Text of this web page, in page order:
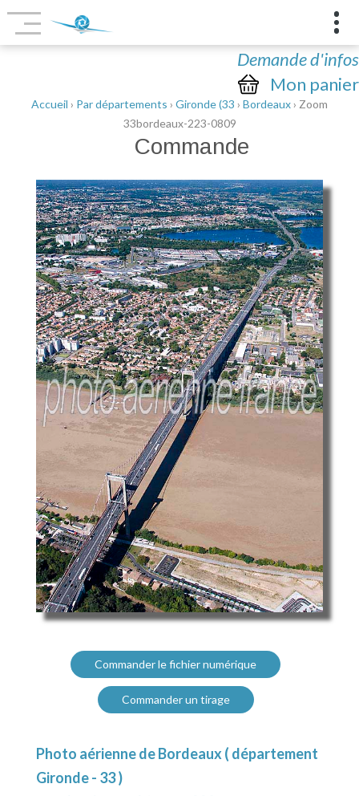
Demande d'infos
Mon panier
Accueil › Par départements › Gironde (33 › Bordeaux› Zoom
33bordeaux-223-0809
Commande
Commander le fichier numérique
Commander un tirage
Photo aérienne de Bordeaux ( département
Gironde - 33 )